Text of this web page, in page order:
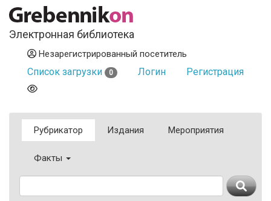
Электронная библиотека
Незарегистрированный посетитель
Список загрузки 0 Логин Регистрация
Рубрикатор Издания Мероприятия
Факты